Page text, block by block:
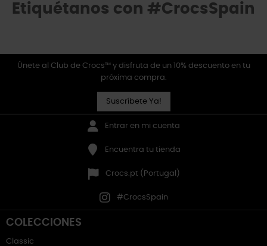
Etiquétanos con #CrocsSpain
Únete al Club de Crocs™ y disfruta de un 10% descuento en tu
próxima compra.
Suscríbete Ya!
Entrar en mi cuenta
Encuentra tu tienda
Crocs.pt (Portugal)
#CrocsSpain
COLECCIONES
Classic